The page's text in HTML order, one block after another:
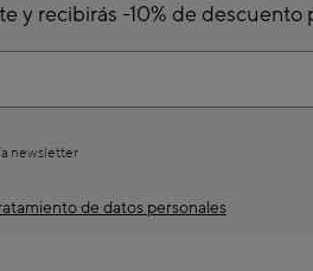
y recibirás -10% de
newsletter
de datos personales